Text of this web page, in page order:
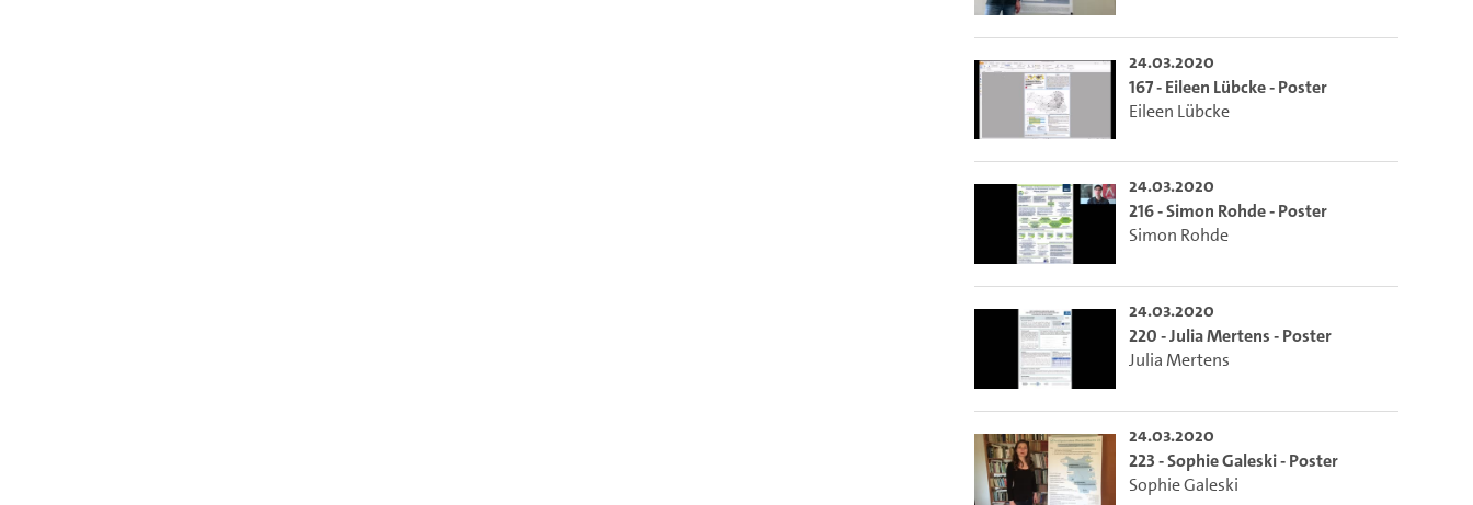
24.03.2020
167 - Eileen Lübcke - Poster
Eileen Lübcke
24.03.2020
216 - Simon Rohde - Poster
Simon Rohde
24.03.2020
220 - Julia Mertens - Poster
Julia Mertens
24.03.2020
223 - Sophie Galeski - Poster
Sophie Galeski